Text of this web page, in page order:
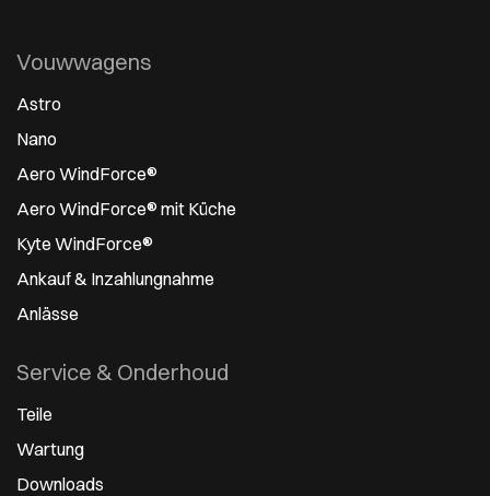
Vouwwagens
Astro
Nano
Aero WindForce®
Aero WindForce® mit Küche
Kyte WindForce®
Ankauf & Inzahlungnahme
Anlässe
Service & Onderhoud
Teile
Wartung
Downloads